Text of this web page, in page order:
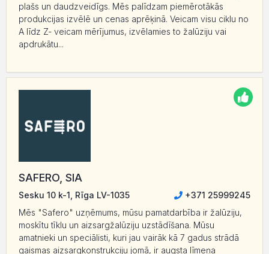
plašs un daudzveidīgs. Mēs palīdzam piemērotākās
produkcijas izvēlē un cenas aprēķinā. Veicam visu ciklu no
A līdz Z- veicam mērījumus, izvēlamies to žalūziju vai
apdrukātu...
SAFERO, SIA
Sesku 10 k-1, Rīga LV-1035
+371 25999245
Mēs "Safero" uzņēmums, mūsu pamatdarbība ir žalūziju,
moskītu tīklu un aizsargžalūziju uzstādīšana. Mūsu
amatnieki un speciālisti, kuri jau vairāk kā 7 gadus strādā
gaismas aizsargkonstrukciju jomā, ir augsta līmeņa